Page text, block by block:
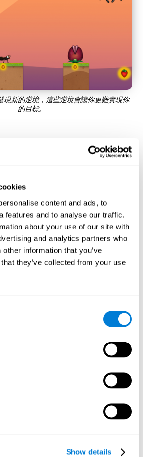
content and ads, to
features and to analyse our traffic.
about your use of our site with
and analytics partners who
information that you’ve
they’ve collected from your use
Show details
現新的逆境，這些逆境會讓你更難實現你
的目標。
逃亡」如此受歡迎？ -
理學家和設計師以任天堂的經典遊戲為
好嘗試嗎？
逃亡」如何提升我的
刺激特定的神經活化模式。 持續重複和
建新的突觸，並幫助神經迴路重組和恢
。
己的認知能力會發生
資源，因此它往往會消除不經常使用的
認知能力不被頻繁使用，大腦就無法為該
而降低我們日常活動的效率。